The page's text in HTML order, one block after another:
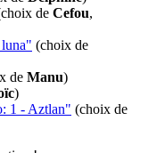
de Cefou,
(choix de
de Manu)
)
1 - Aztlan" (choix de